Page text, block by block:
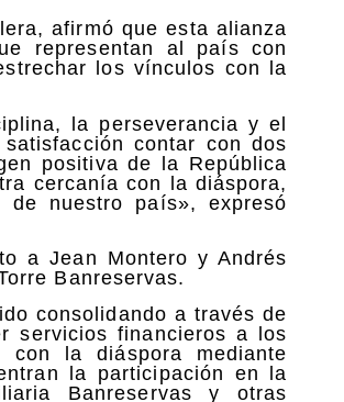
afirmó que esta alianza
representan al país con
los vínculos con la
la perseverancia y el
contar con dos
positiva de la República
cercanía con la diáspora,
nuestro país», expresó
a Jean Montero y Andrés
Banreservas.
consolidando a través de
servicios financieros a los
con la diáspora mediante
la participación en la
Banreservas y otras